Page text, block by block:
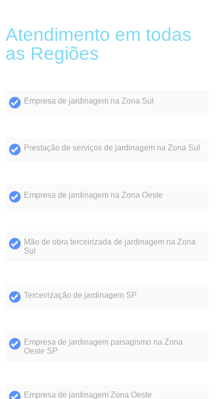
Atendimento em todas
as Regiões
Empresa de jardinagem na Zona Sul
Prestação de serviços de jardinagem na Zona Sul
Empresa de jardinagem na Zona Oeste
Mão de obra terceirizada de jardinagem na Zona
Sul
Terceirização de jardinagem SP
Empresa de jardinagem paisagismo na Zona
Oeste SP
Empresa de jardinagem Zona Oeste